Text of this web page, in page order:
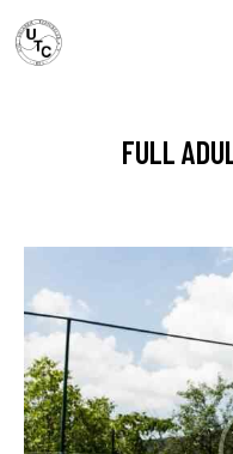
FULL